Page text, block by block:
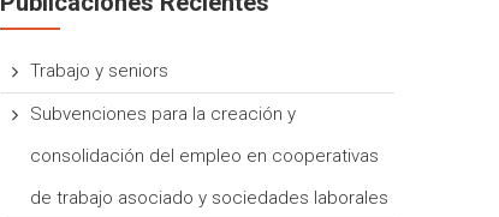
Trabajo y seniors
Subvenciones para la creación y
consolidación del empleo en cooperativas
de trabajo asociado y sociedades laborales